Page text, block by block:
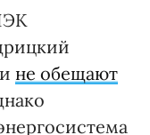
не обещают